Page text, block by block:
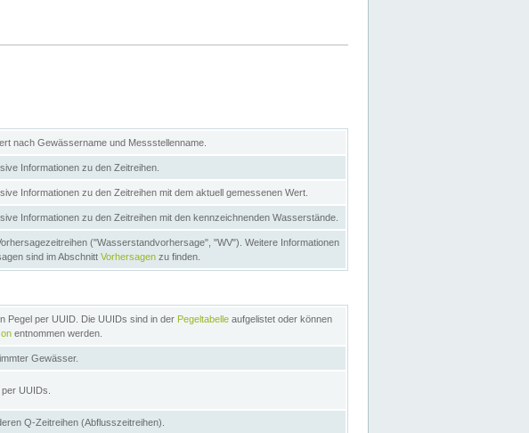
nach Gewässername und Messstellenname.
Informationen zu den Zeitreihen.
Informationen zu den Zeitreihen mit dem aktuell gemessenen Wert.
Informationen zu den Zeitreihen mit den kennzeichnenden Wasserstände.
("Wasserstandvorhersage", "WV"). Weitere Informationen
sind im Abschnitt Vorhersagen zu finden.
Pegel per UUID. Die UUIDs sind in der Pegeltabelle aufgelistet oder können
entnommen werden.
Gewässer.
UUIDs.
Q-Zeitreihen (Abflusszeitreihen).